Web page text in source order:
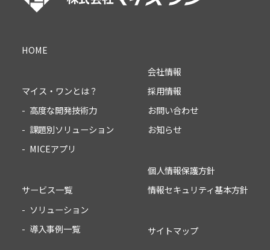
HOME
マイス・ワンとは？
高度な開発技術力
課題別ソリューション
MICEアプリ
サービス一覧
ソリューション
導入事例一覧
会社情報
採用情報
お問い合わせ
お知らせ
個人情報保護方針
情報セキュリティ基本方針
サイトマップ